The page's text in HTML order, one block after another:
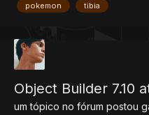
pokemon tibia
Object Builder 7.10
um tópico no fórum postou